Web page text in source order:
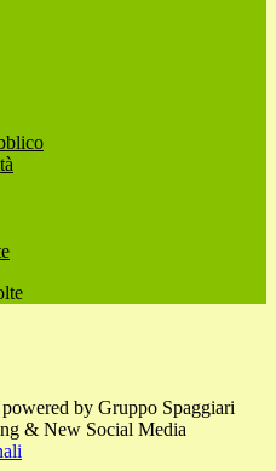
by Gruppo Spaggiari
& New Social Media